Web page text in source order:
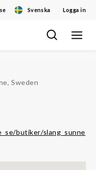
Svenska Logga in
Sweden
butiker/slang_sunne